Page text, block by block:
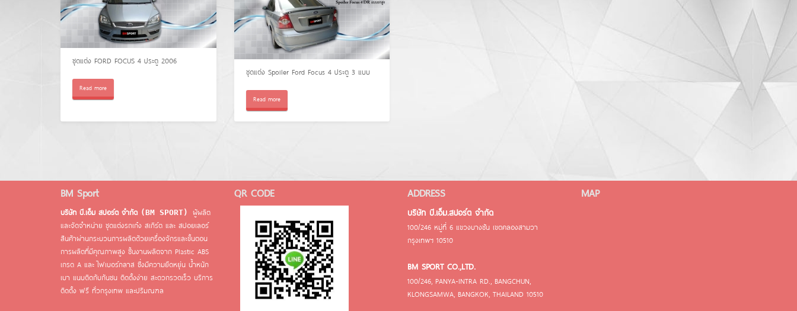
ชุดแต่ง FORD FOCUS 4 ประตู 2006
Read more
ชุดแต่ง Spoiler Ford Focus 4 ประตู 3 แบบ
Read more
BM Sport
บริษัท บี.เอ็ม สปอร์ต จำกัด (BM SPORT)
ผู้ผลิต
และจัดจำหน่าย ชุดแต่งรถเก๋ง สเกิร์ต และ สปอยเลอร์
สินค้าผ่านกระบวนการผลิตด้วยเครื่องจักรและขั้นตอน
การผลิตที่มีคุณภาพสูง ชิ้นงานผลิตจาก Plastic ABS
เกรด A และ ไฟเบอร์กลาส ซึ่งมีความยึดหยุ่น น้ำหนัก
เบา แนบติดกับกันชน ติดตั้งง่าย สะดวกรวดเร็ว บริการ
ติดตั้ง ฟรี ทั่วกรุงเทพ และปริมณฑล
QR CODE ADDRESS
บริษัท บี.เอ็ม.สปอร์ต จำกัด
100/246 หมู่ที่ 6 แขวงบางชัน เขตคลองสามวา
กรุงเทพฯ 10510
BM SPORT CO.,LTD.
100/246, PANYA-INTRA RD., BANGCHUN,
KLONGSAMWA, BANGKOK, THAILAND 10510
MAP